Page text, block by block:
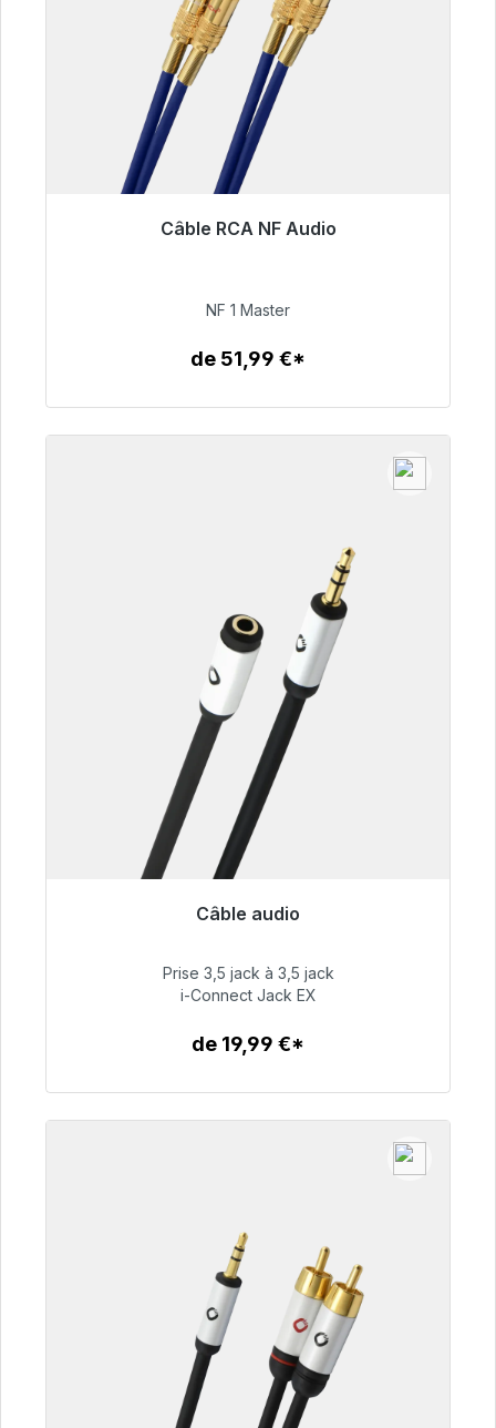
Câble RCA NF Audio
99,00 €
NF 1 Master
de 51,99 €*
Câble audio
51,99 €
Prise 3,5 jack à 3,5 jack
i-Connect Jack EX
de 19,99 €*